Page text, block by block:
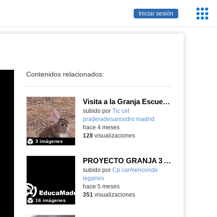
Iniciar sesión
Contenidos relacionados:
Visita a la Granja Escuela "El Álamo"
Contenido educativo.
subido por Tic cet
praderadesanisidro madrid
3 imágenes
hace 4 meses
128visualizaciones
PROYECTO GRANJA 3 AÑOS
Contenido educativo.
subido por Cp carmenconde
leganes
16 imágenes
-
hace 5 meses
351 visualizaciones